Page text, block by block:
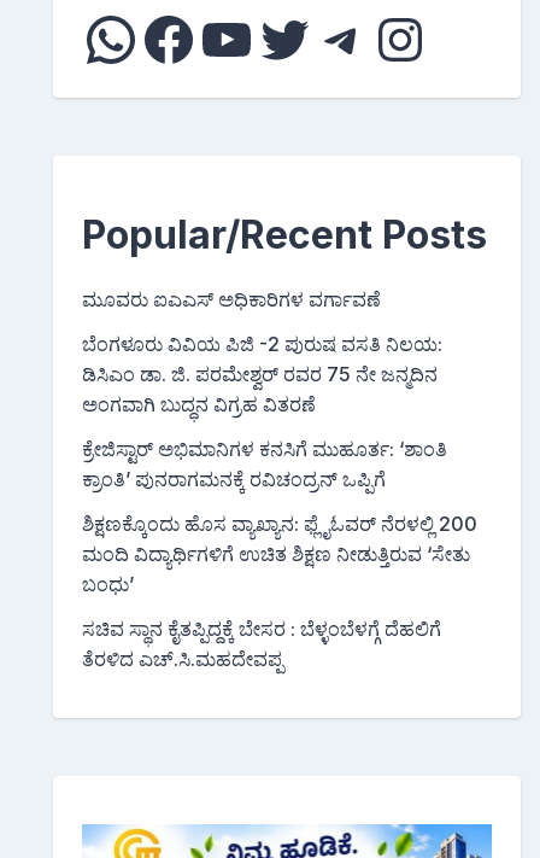
WhatsApp Facebook YouTube Twitter Telegram Instagram
Popular/Recent Posts
ಮೂವರು ಐಎಎಸ್ ಅಧಿಕಾರಿಗಳ ವರ್ಗಾವಣೆ
ಬೆಂಗಳೂರು ವಿವಿಯ ಪಿಜಿ -2 ಪುರುಷ ವಸತಿ ನಿಲಯ:
ಡಿಸಿಎಂ ಡಾ. ಜಿ. ಪರಮೇಶ್ವರ್ ರವರ 75 ನೇ ಜನ್ಮದಿನ
ಅಂಗವಾಗಿ ಬುದ್ಧನ ವಿಗ್ರಹ ವಿತರಣೆ
ಕ್ರೇಜಿಸ್ಟಾರ್ ಅಭಿಮಾನಿಗಳ ಕನಸಿಗೆ ಮುಹೂರ್ತ: ‘ಶಾಂತಿ
ಕ್ರಾಂತಿ’ ಪುನರಾಗಮನಕ್ಕೆ ರವಿಚಂದ್ರನ್ ಒಪ್ಪಿಗೆ
ಶಿಕ್ಷಣಕ್ಕೊಂದು ಹೊಸ ವ್ಯಾಖ್ಯಾನ: ಫ್ಲೈಓವರ್ ನೆರಳಲ್ಲಿ 200
ಮಂದಿ ವಿದ್ಯಾರ್ಥಿಗಳಿಗೆ ಉಚಿತ ಶಿಕ್ಷಣ ನೀಡುತ್ತಿರುವ ‘ಸೇತು
ಬಂಧು’
ಸಚಿವ ಸ್ಥಾನ ಕೈತಪ್ಪಿದ್ದಕ್ಕೆ ಬೇಸರ : ಬೆಳ್ಳಂಬೆಳಗ್ಗೆ ದೆಹಲಿಗೆ
ತೆರಳಿದ ಎಚ್.ಸಿ.ಮಹದೇವಪ್ಪ